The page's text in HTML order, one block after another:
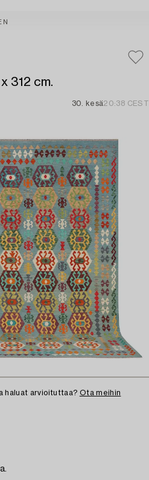
312 cm.
30. kesä20:38 CEST
haluat arvioituttaa? Ota meihin